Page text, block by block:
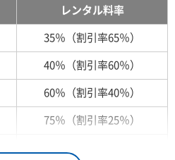
レンタル料率
35％（割引率65％）
40％（割引率60％）
60％（割引率40％）
75％（割引率25％）